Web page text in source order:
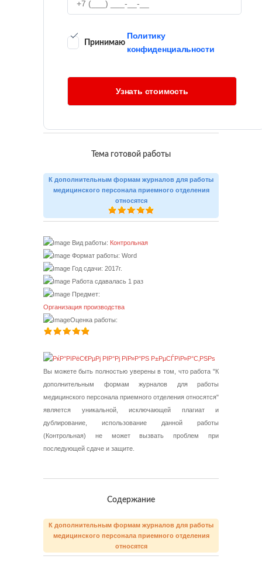
Принимаю
Политику
конфиденциальности
Тема готовой работы
К дополнительным формам журналов для работы
медицинского персонала приемного отделения
относятся
Вид работы: Контрольная
Формат работы: Word
Год сдачи: 2017г.
Работа сдавалась 1 раз
Предмет:
Организация производства
Оценка работы:
Вы можете быть полностью уверены в том, что работа "К
дополнительным формам журналов для работы
медицинского персонала приемного отделения относятся"
является уникальной, исключающей плагиат и
дублирование, использование данной работы
(Контрольная) не может вызвать проблем при
последующей сдаче и защите.
Содержание
К дополнительным формам журналов для работы
медицинского персонала приемного отделения
относятся